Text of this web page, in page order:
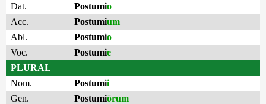
Dat.
Postumio
Acc.
Postumium
Abl.
Postumio
Voc.
Postumie
PLURAL
Nom.
Postumii
Gen.
Postumiōrum